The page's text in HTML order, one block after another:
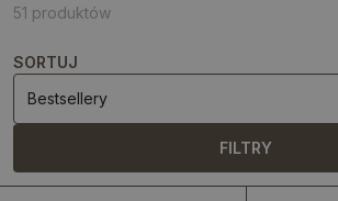
51 produktów
SORTUJ
Bestsellery
FILTRY